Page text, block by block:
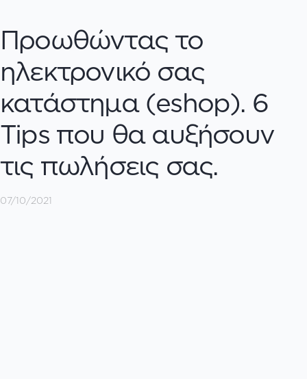
Προωθώντας το
ηλεκτρονικό σας
κατάστημα (eshop). 6
Tips που θα αυξήσουν
τις πωλήσεις σας.
07/10/2021